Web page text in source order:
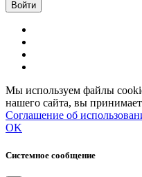
Мы используем файлы
нашего сайта, вы
Соглашение об
OK
Системное сообщение